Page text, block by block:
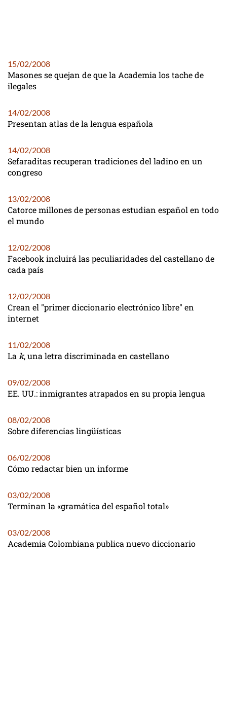
15/02/2008
Masones se quejan de que la Academia los tache de
ilegales
14/02/2008
Presentan atlas de la lengua española
14/02/2008
Sefaraditas recuperan tradiciones del ladino en un
congreso
13/02/2008
Catorce millones de personas estudian español en todo
el mundo
12/02/2008
Facebook incluirá las peculiaridades del castellano de
cada país
12/02/2008
Crean el "primer diccionario electrónico libre" en
internet
11/02/2008
La k, una letra discriminada en castellano
09/02/2008
EE. UU.: inmigrantes atrapados en su propia lengua
08/02/2008
Sobre diferencias lingüísticas
06/02/2008
Cómo redactar bien un informe
03/02/2008
Terminan la «gramática del español total»
03/02/2008
Academia Colombiana publica nuevo diccionario